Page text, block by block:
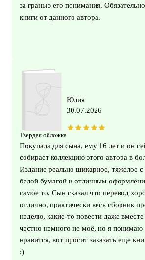
за гранью его понимания.
книги от данного автора.
Твердая обложка
Юлия
30.07.2026
Покупала для сына, ему 16 лет и он
собирает коллекцию этого автора в
Издание реально шикарное, тяжелое с
белой бумагой и отличным
самое то. Сын сказал что перевод
отлично, практически весь сборник
неделю, какие-то повести даже
честно немного не моё, но я
нравится, вот просит заказать еще
:)